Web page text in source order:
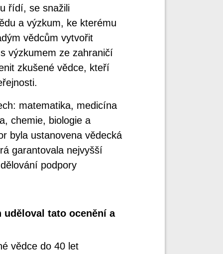
řídí, se snažili
a výzkum, ke kterému
vědcům vytvořit
výzkumem ze zahraničí
zkušené vědce, kteří
matematika, medicína
chemie, biologie a
byla ustanovena vědecká
garantovala nejvyšší
podpory
uděloval tato ocenění a
vědce do 40 let